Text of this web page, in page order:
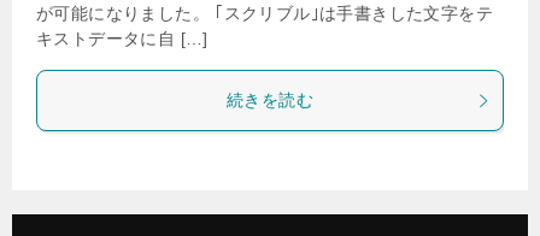
が可能になりました。 ｢スクリブル｣は手書きした文字をテ
キストデータに自 […]
続きを読む